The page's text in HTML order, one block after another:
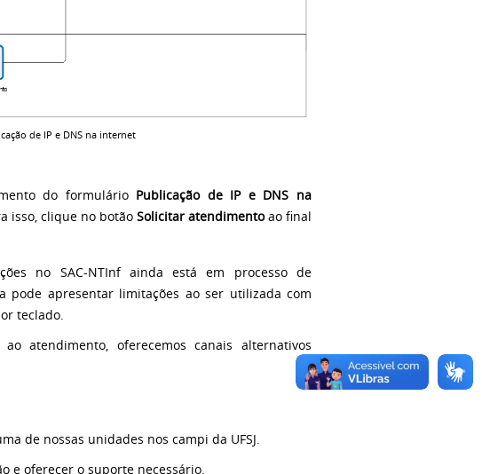
de IP e DNS na internet
do formulário Publicação de IP e DNS na
isso, clique no botão Solicitar atendimentoao final
no SAC-NTInf ainda está em processo de
pode apresentar limitações ao ser utilizada com
teclado.
atendimento, oferecemos canais alternativos
de nossas unidades nos campi da UFSJ.
e oferecer o suporte necessário.